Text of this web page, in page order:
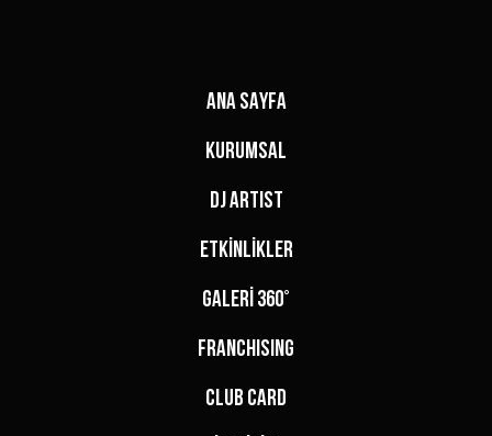
ANA SAYFA
KURUMSAL
DJ ARTIST
ETKİNLİKLER
GALERİ 360°
FRANCHISING
CLUB CARD